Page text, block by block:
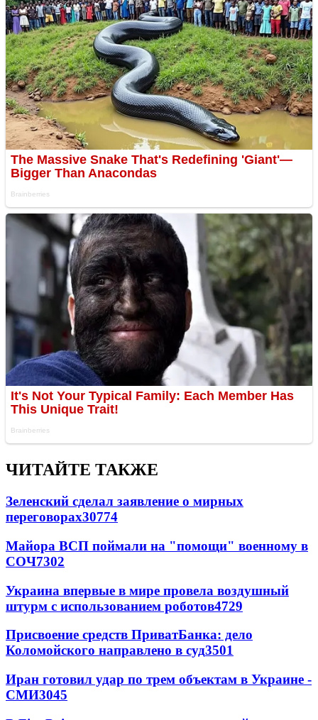
ЧИТАЙТЕ ТАКЖЕ
Зеленский сделал заявление о мирных
переговорах30774
Майора ВСП поймали на "помощи" военному в
СОЧ7302
Украина впервые в мире провела воздушный
штурм с использованием роботов4729
Присвоение средств ПриватБанка: дело
Коломойского направлено в суд3501
Иран готовил удар по трем объектам в Украине -
СМИ3045